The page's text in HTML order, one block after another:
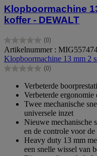
Klopboormachine
koffer - DEWALT
(0)
0.0
van
de
5
Artikelnummer :
Klopboormachine 13 mm 2
(0)
0.0
sterren.
Verbeterde
Verbeterde
Twee mechanische
universele inzet
Nieuwe mechanische
en de controle voor
Heavy duty 13 mm
een snelle wissel van